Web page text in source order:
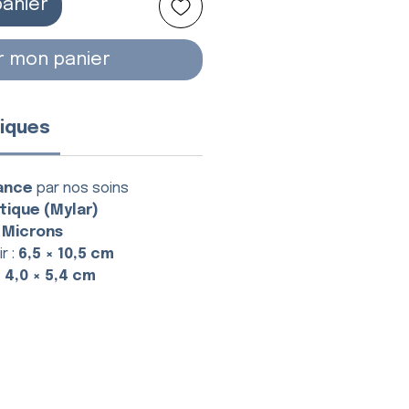
mon panier
par nos soins
(Mylar)
: 6,5 × 10,5 cm
4,0 × 5,4 cm